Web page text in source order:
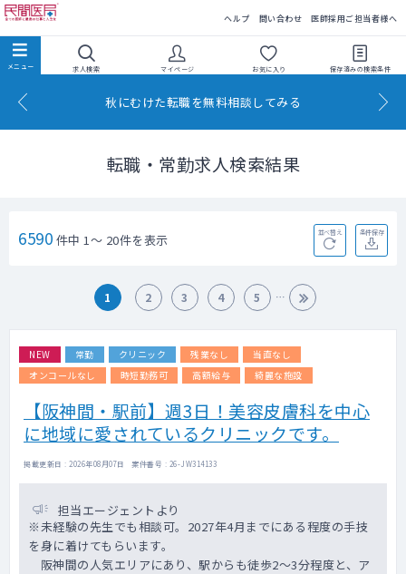
ヘルプ 問い合わせ 医師採用ご担当者様へ
求人検索 マイページ お気に入り 保存済みの検索条件
秋にむけた転職を無料相談してみる
転職・常勤求人検索結果
6590 件中 1～ 20件を表示 並べ替え 条件保存
1 2 3 4 5
NEW 常勤 クリニック 残業なし
当直なし
オンコールなし
時短勤務可 高額給与 綺麗な施設
【阪神間・駅前】週3日！美容皮膚科を中心
に地域に愛されているクリニックです。
掲載更新日 : 2026年08月07日 案件番号 : 26-JW314133
担当エージェントより
※未経験の先生でも相談可。2027年4月までにある程度の手技
を身に着けてもらいます。
阪神間の人気エリアにあり、駅からも徒歩2～3分程度と、ア